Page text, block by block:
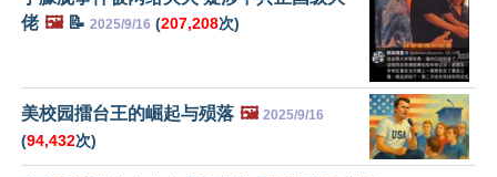
佬 🖼️📝 2025/9/16 (207,208次)
美校园擂台王的崛起与殒落 🖼️ 2025/9/16
(94,432次)